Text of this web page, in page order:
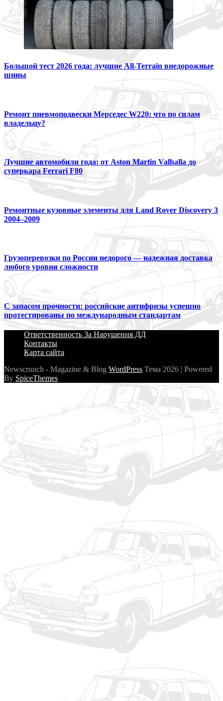
Большой тест 2026 года: лучшие All-Terrain внедорожные
шины
Ремонт пневмоподвески Мерседес W220: что по силам
владельцу?
Лучшие автомобили года: от Aston Martin Valhalla до
суперкара Ferrari F80
Ремонтные кузовные элементы для Land Rover Discovery 3
2004–2009
Грузоперевозки по России недорого — надежная доставка
любого уровня сложности
С запасом прочности: российские антифризы успешно
протестированы по международным стандартам
Ответственность За Нарушения ДД
Контакты
Карта сайта
Newscrunch - Magazine & Blog WordPress Тема 2026 | Powered
By SpiceThemes